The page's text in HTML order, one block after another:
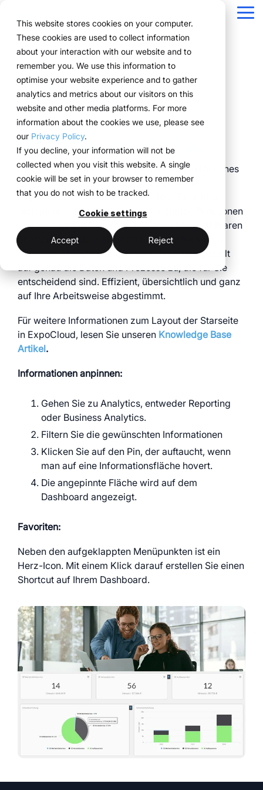
This website stores cookies on your computer.
These cookies are used to collect information
about your interaction with our website and to
remember you. We use this information to
optimise your website experience and to gather
analytics and metrics about our visitors on this
website and other media platforms. For more
information about the cookies we use, please see
our Privacy Policy.
If you decline, your information will not be
collected when you visit this website. A single
cookie will be set in your browser to remember
that you do not wish to be tracked.
Cookie settings
Accept Reject
überspringen
Überblick
So funktioniert es
Das System
Struktur für Ihre
Eventprozesse.
ExpoCloud bringt
Planung, Umsetzung
und Auswertung in ein
zentrales System.
Für Unternehmen, die
ihre Messeauftritte
standardisieren und
skalierbar steuern
wollen.
ein System statt
Einzellösungen
klare Abläufe über
alle Events
volle Transparenz
Funktionen
Planung
Buchung
Logistik
Analytics
Projektmanagement
Alles, was Sie für
Events brauchen.
Von der ersten Planung
bis zur Auswertung
greifen alle
Funktionen ineinander
und folgen einer klaren
Struktur.
zentrale Plattform
(myWWM)
modulare
Messestände
integrierte Logistik
Daten für echte
Entscheidungen
Schauen Sie sich auch
Module
Services
Marketing Teams
Event Manager
Procurement
Für Unternehmen
mit komplexen
Eventstrukturen.
ExpoCloud richtet sich
an Teams, die
regelmäßig an Messen
teilnehmen und ihre
Prozesse endlich
strukturieren wollen.
weniger Abstimmung
mehr Kontrolle
alle Standorte
Referenzen
Projekte
Bewährt in der
Praxis.
Unternehmen aus
verschiedenen
Branchen steuern ihre
Events effizient,
skalierbar und
strukturiert mit
ExpoCloud.
Preise & Modell
Mietsysteme erklärt
Logistik-Flatrate
Skalierbarkeit
Public Version
Über uns
WWM Gruppe
Nachhaltigkeit
Technologie & Plattform
Blog
Technologie
trifft
Umsetzung.
ExpoCloud
verbindet
Messebau und
Logistik,
entwickelt und
betrieben von
der WWM
Gruppe.
Dashboard Modul
Direkt nach dem Login begrüßt Sie Ihr persönliches
Dashboard, der zentrale Einstiegspunkt in
ExpoCloud. Hier sehen Sie auf einen Blick Ihre
angepinnten Informationen, bevorzugten Funktionen
und wichtigsten Favoriten. Mit individuell wählbaren
Shortcuts behalten Sie stets den Überblick über
relevante Abläufe und greifen schnell und gezielt
auf genau die Daten und Prozesse zu, die für Sie
entscheidend sind. Effizient, übersichtlich und ganz
auf Ihre Arbeitsweise abgestimmt.
Für weitere Informationen zum Layout der Starseite
in ExpoCloud, lesen Sie unseren Knowledge Base
Artikel.
Informationen anpinnen:
Gehen Sie zu Analytics, entweder Reporting
oder Business Analytics.
Filtern Sie die gewünschten Informationen
Klicken Sie auf den Pin, der auftaucht, wenn
man auf eine Informationsfläche hovert.
Die angepinnte Fläche wird auf dem
Dashboard angezeigt.
Favoriten:
Neben den aufgeklappten Menüpunkten ist ein
Herz-Icon. Mit einem Klick darauf erstellen Sie einen
Shortcut auf Ihrem Dashboard.